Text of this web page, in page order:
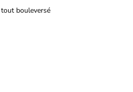
bouleversé